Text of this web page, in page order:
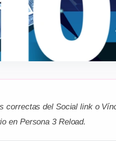
correctas del Social link o
en Persona 3 Reload.